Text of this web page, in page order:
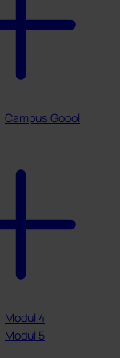
Campus Goool
Modul 4
Modul 5